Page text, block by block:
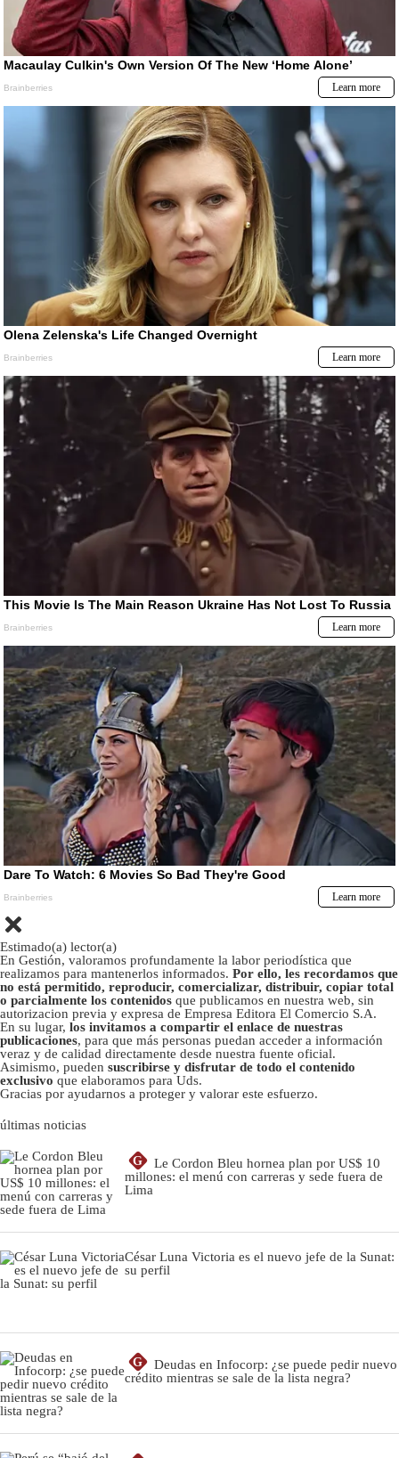
Estimado(a) lector(a)
En Gestión, valoramos profundamente la labor periodística que
realizamos para mantenerlos informados. Por ello, les recordamos que
no está permitido, reproducir, comercializar, distribuir, copiar total
o parcialmente los contenidos que publicamos en nuestra web, sin
autorizacion previa y expresa de Empresa Editora El Comercio S.A.
En su lugar, los invitamos a compartir el enlace de nuestras
publicaciones, para que más personas puedan acceder a información
veraz y de calidad directamente desde nuestra fuente oficial.
Asimismo, pueden suscribirse y disfrutar de todo el contenido
exclusivo que elaboramos para Uds.
Gracias por ayudarnos a proteger y valorar este esfuerzo.
últimas noticias
G
Le Cordon Bleu hornea plan por US$ 10
millones: el menú con carreras y sede fuera de
Lima
César Luna Victoria es el nuevo jefe de la Sunat:
su perfil
G
Deudas en Infocorp: ¿se puede pedir nuevo
crédito mientras se sale de la lista negra?